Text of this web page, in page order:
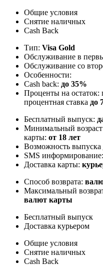
Общие условия
Снятие наличных
Cash Back
Тип: Visa Gold
Обслуживание в
Обслуживание со
Особенности:
Cash back: до 35%
Проценты на остаток:
процентная ставка до
Бесплатный выпуск:
Минимальный
карты: от 18 лет
Возможность выпуска
SMS информирование:
Доставка карты:
Способ возврата:
Максимальный
валют карты
Бесплатный выпуск
Доставка курьером
Общие условия
Снятие наличных
Cash Back